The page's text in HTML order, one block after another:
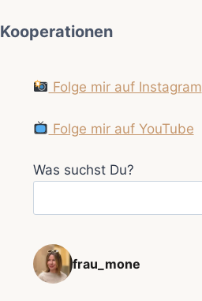
Kooperationen
Folge mir auf Instagram
Folge mir auf YouTube
Was suchst Du?
frau_mone